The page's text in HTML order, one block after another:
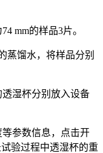
mm的样品3片。
馏水，将样品分别
湿杯分别放入设备
参数信息，点击开
验过程中透湿杯的重